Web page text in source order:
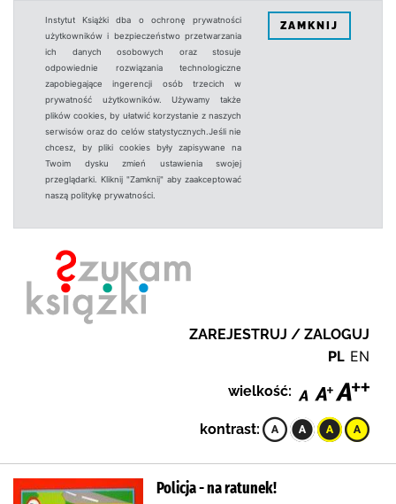
Instytut Książki dba o ochronę prywatności
użytkowników i bezpieczeństwo przetwarzania
ich danych osobowych oraz stosuje
odpowiednie rozwiązania technologiczne
zapobiegające ingerencji osób trzecich w
prywatność użytkowników. Używamy także
plików cookies, by ułatwić korzystanie z naszych
serwisów oraz do celów statystycznych.Jeśli nie
chcesz, by pliki cookies były zapisywane na
Twoim dysku zmień ustawienia swojej
przeglądarki. Kliknij "Zamknij" aby zaakceptować
naszą politykę prywatności.
ZAMKNIJ
ZAREJESTRUJ / ZALOGUJ
PL EN
wielkość:
kontrast:
Policja - na ratunek!